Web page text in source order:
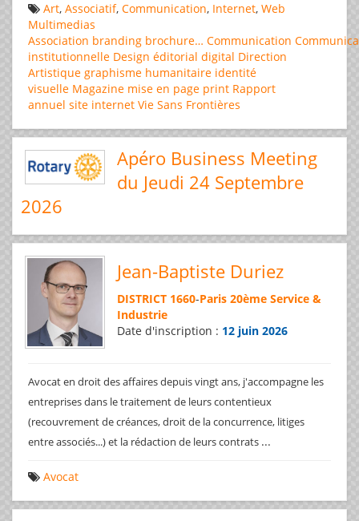
Art, Associatif, Communication, Internet, Web
Multimedias
Association branding brochure… Communication
institutionnelle Design éditorial digital Direction
Artistique graphisme humanitaire identité
visuelle Magazine mise en page print Rapport
annuel site internet Vie Sans Frontières
Apéro Business Meeting
du Jeudi 24 Septembre
2026
Jean-Baptiste Duriez
DISTRICT 1660-Paris 20ème Service &
Industrie
Date d'inscription : 12 juin 2026
Avocat en droit des affaires depuis vingt ans, j'accompagne les
entreprises dans le traitement de leurs contentieux
(recouvrement de créances, droit de la concurrence, litiges
entre associés...) et la rédaction de leurs contrats ...
Avocat